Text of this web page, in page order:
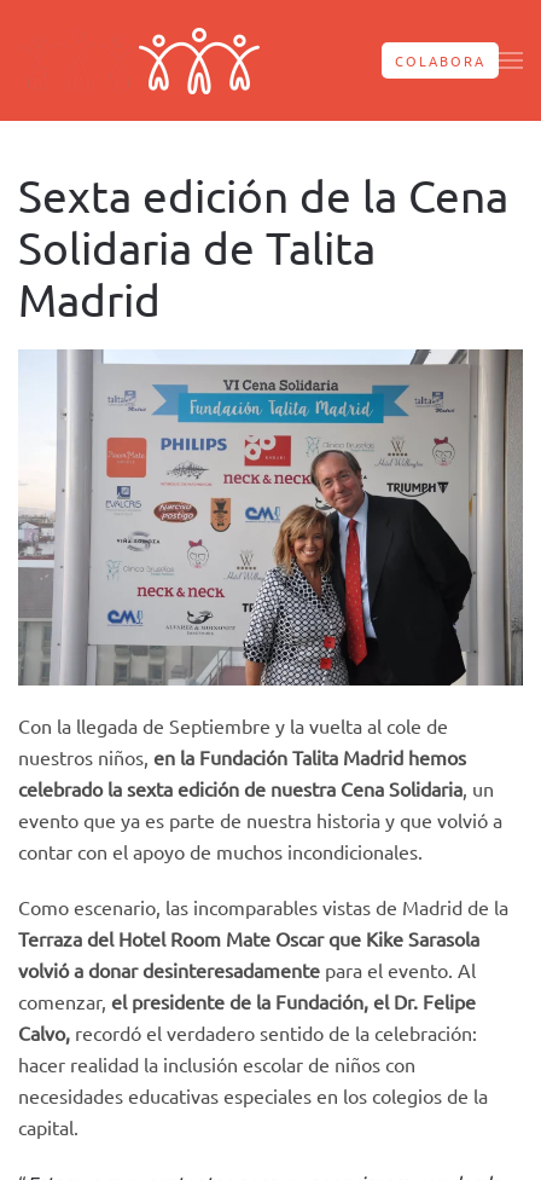
Skip to main content COLABORA
Sexta edición de la Cena
Solidaria de Talita
Madrid
Con la llegada de Septiembre y la vuelta al cole de
nuestros niños, en la Fundación Talita Madrid hemos
celebrado la sexta edición de nuestra Cena Solidaria , un
evento que ya es parte de nuestra historia y que volvió a
contar con el apoyo de muchos incondicionales.
Como escenario, las incomparables vistas de Madrid de la
Terraza del Hotel Room Mate Oscar que Kike Sarasola
volvió a donar desinteresadamente para el evento. Al
comenzar, el presidente de la Fundación, el Dr. Felipe
Calvo, recordó el verdadero sentido de la celebración:
hacer realidad la inclusión escolar de niños con
necesidades educativas especiales en los colegios de la
capital.